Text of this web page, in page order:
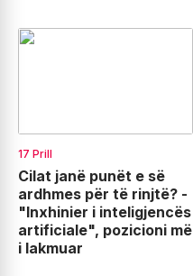
17 Prill
Cilat janë punët e së
ardhmes për të rinjtë? -
"Inxhinier i inteligjencës
artificiale", pozicioni më
i lakmuar